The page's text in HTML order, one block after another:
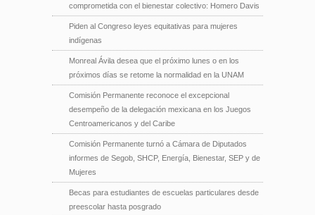
comprometida con el bienestar colectivo: Homero Davis
Piden al Congreso leyes equitativas para mujeres
indígenas
Monreal Ávila desea que el próximo lunes o en los
próximos días se retome la normalidad en la UNAM
Comisión Permanente reconoce el excepcional
desempeño de la delegación mexicana en los Juegos
Centroamericanos y del Caribe
Comisión Permanente turnó a Cámara de Diputados
informes de Segob, SHCP, Energía, Bienestar, SEP y de
Mujeres
Becas para estudiantes de escuelas particulares desde
preescolar hasta posgrado